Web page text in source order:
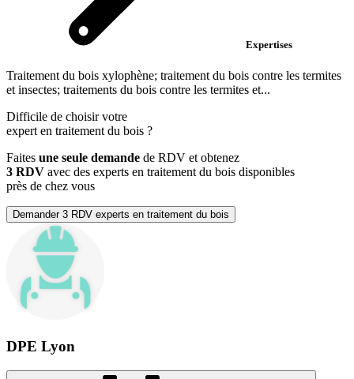
Expertises
Traitement du bois xylophène; traitement du bois contre les termites
et insectes; traitements du bois contre les termites et...
Difficile de choisir votre
expert en traitement du bois ?
Faites une seule demande de RDV et obtenez
3 RDV avec des experts en traitement du bois disponibles
près de chez vous
Demander 3 RDV experts en traitement du bois
DPE Lyon